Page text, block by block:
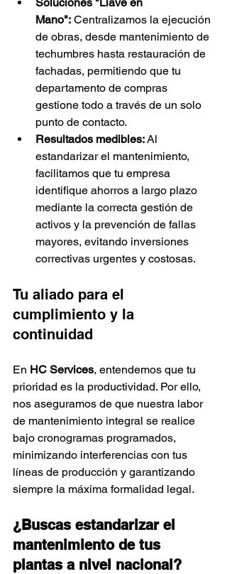
Mano": Centralizamos la ejecución
de obras, desde mantenimiento de
techumbres hasta restauración de
fachadas, permitiendo que tu
departamento de compras
gestione todo a través de un solo
punto de contacto.
Resultados medibles: Al
estandarizar el mantenimiento,
facilitamos que tu empresa
identifique ahorros a largo plazo
mediante la correcta gestión de
activos y la prevención de fallas
mayores, evitando inversiones
correctivas urgentes y costosas.
Tu aliado para el
cumplimiento y la
continuidad
En HC Services, entendemos que tu
prioridad es la productividad. Por ello,
nos aseguramos de que nuestra labor
de mantenimiento integral se realice
bajo cronogramas programados,
minimizando interferencias con tus
líneas de producción y garantizando
siempre la máxima formalidad legal.
¿Buscas estandarizar el
mantenimiento de tus
plantas a nivel nacional?